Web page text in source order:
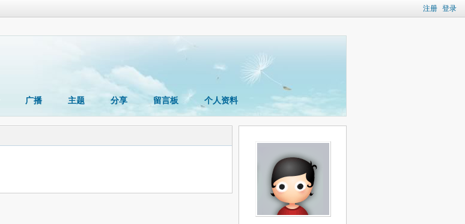
注册 登录
广播 主题 分享 留言板 个人资料